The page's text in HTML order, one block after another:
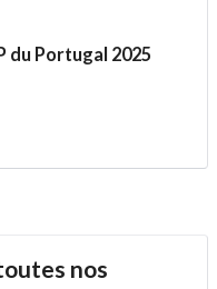
un
ami
du Portugal 2025
nos